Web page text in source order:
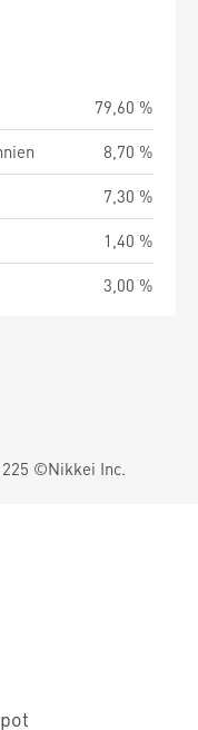
79,60 %
8,70 %
7,30 %
1,40 %
3,00 %
©Nikkei Inc.